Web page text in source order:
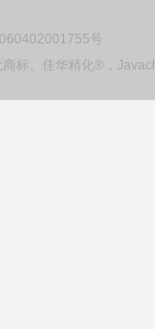
号
标、佳华精化®，